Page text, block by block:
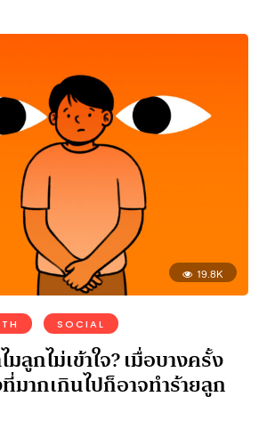
19.8K
SOCIAL
ลูกไม่เข้าใจ? เมื่อบางครั้ง
มากเกินไปก็อาจทำร้ายลูก